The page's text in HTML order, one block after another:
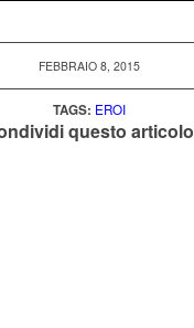
FEBBRAIO 8, 2015
TAGS: EROI
questo articolo